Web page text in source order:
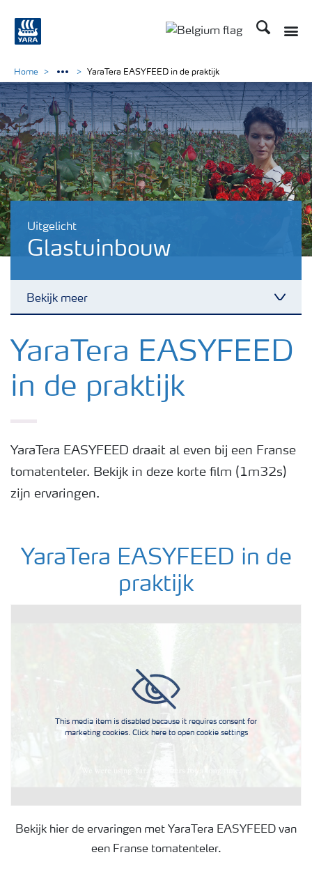
Zoek op
Uitgelicht
Glastuinbouw
Bekijk meer
Nieuwsbrieven
Gewassen
Toolbox
Meststoffen veiligheid
Home YaraTera EASYFEED in de praktijk
YaraTera EASYFEED
in de praktijk
YaraTera EASYFEED draait al even bij een Franse
tomatenteler. Bekijk in deze korte film (1m32s)
zijn ervaringen.
YaraTera EASYFEED in de
praktijk
This media item is disabled because it requires consent for
marketing cookies. Click here to open cookie settings
Bekijk hier de ervaringen met YaraTera EASYFEED van
een Franse tomatenteler.